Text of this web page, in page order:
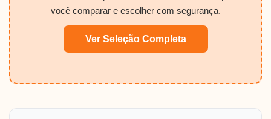
você comparar e escolher com segurança.
Ver Seleção Completa